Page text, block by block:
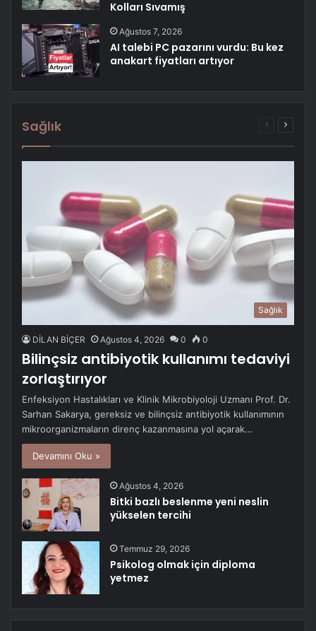
Kolları Sıvamış
Ağustos 7, 2026
AI talebi PC pazarını vurdu: Bu kez
anakart fiyatları artıyor
Sağlık
ÖncekiSonraki
Sağlık
DİLAN BİÇER Ağustos 4, 2026 0 0
Bilinçsiz antibiyotik kullanımı tedaviyi
zorlaştırıyor
Enfeksiyon Hastalıkları ve Klinik Mikrobiyoloji Uzmanı Prof. Dr.
Sarhan Sakarya, gereksiz ve bilinçsiz antibiyotik kullanımının
mikroorganizmaların direnç kazanmasına yol açarak…
Devamını Oku »
Ağustos 4, 2026
Bitki bazlı beslenme yeni neslin
yükselen tercihi
Temmuz 29, 2026
Psikolog olmak için diploma
yetmez